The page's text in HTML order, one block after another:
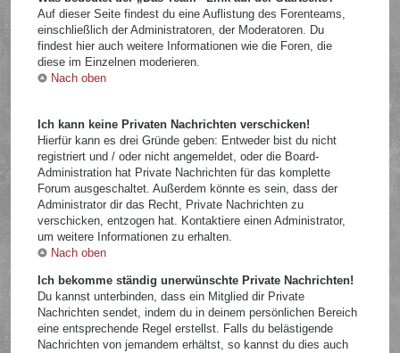
Auf dieser Seite findest du eine Auflistung des Forenteams,
einschließlich der Administratoren, der Moderatoren. Du
findest hier auch weitere Informationen wie die Foren, die
diese im Einzelnen moderieren.
Nach oben
Ich kann keine Privaten Nachrichten verschicken!
Hierfür kann es drei Gründe geben: Entweder bist du nicht
registriert und / oder nicht angemeldet, oder die Board-
Administration hat Private Nachrichten für das komplette
Forum ausgeschaltet. Außerdem könnte es sein, dass der
Administrator dir das Recht, Private Nachrichten zu
verschicken, entzogen hat. Kontaktiere einen Administrator,
um weitere Informationen zu erhalten.
Nach oben
Ich bekomme ständig unerwünschte Private Nachrichten!
Du kannst unterbinden, dass ein Mitglied dir Private
Nachrichten sendet, indem du in deinem persönlichen Bereich
eine entsprechende Regel erstellst. Falls du belästigende
Nachrichten von jemandem erhältst, so kannst du dies auch